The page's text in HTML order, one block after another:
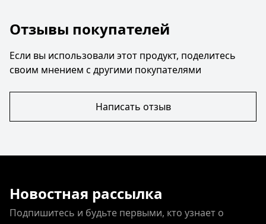
Отзывы покупателей
Если вы использовали этот продукт, поделитесь
своим мнением с другими покупателями
Написать отзыв
Новостная рассылка
Подпишитесь и будьте первыми, кто узнает о